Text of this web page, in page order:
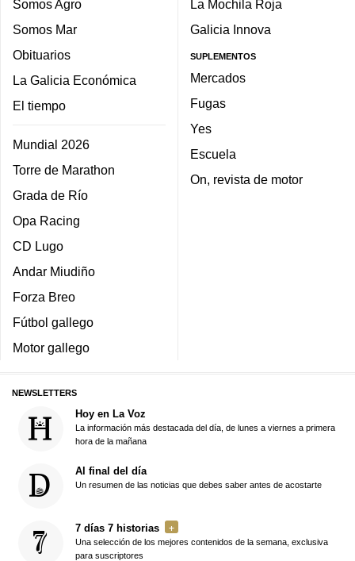
Somos Agro
Somos Mar
Obituarios
La Galicia Económica
El tiempo
Mundial 2026
Torre de Marathon
Grada de Río
Opa Racing
CD Lugo
Andar Miudiño
Forza Breo
Fútbol gallego
Motor gallego
La Mochila Roja
Galicia Innova
SUPLEMENTOS
Mercados
Fugas
Yes
Escuela
On, revista de motor
NEWSLETTERS
Hoy en La Voz
La información más destacada del día, de lunes a viernes a primera
hora de la mañana
Al final del día
Un resumen de las noticias que debes saber antes de acostarte
7 días 7 historias
Una selección de los mejores contenidos de la semana, exclusiva
para suscriptores